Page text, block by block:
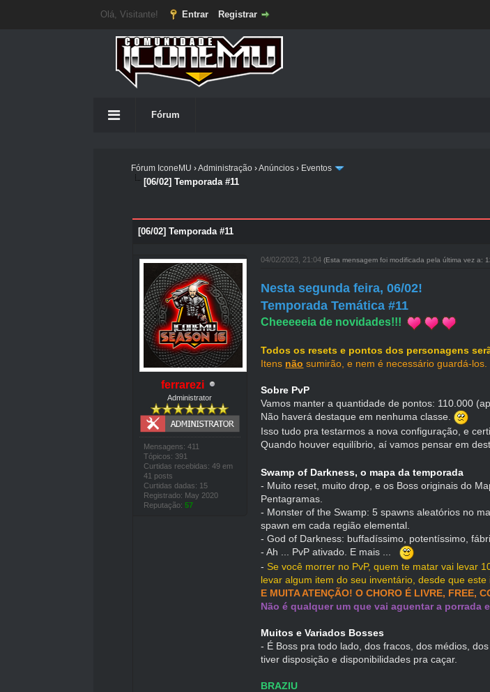
Olá, Visitante! Entrar Registrar
Fórum
Fórum IconeMU ›Administração ›Anúncios › Eventos
[06/02] Temporada #11
[06/02] Temporada #11
ferrarezi
Administrator
Mensagens: 411
Tópicos: 391
Curtidas recebidas: 49 em
41 posts
Curtidas dadas: 15
Registrado: May 2020
Reputação:57
04/02/2023, 21:04(Esta mensagem foi modificada pela última vez a:
Nesta segunda feira, 06/02!
Temporada Temática #11
Cheeeeeia de novidades!!!
Todos os resets e pontos dos personagens
Itens não sumirão, e nem é necessário guardá-los.
Sobre PvP
Vamos manter a quantidade de pontos: 110.000
Não haverá destaque em nenhuma classe.
Isso tudo pra testarmos a nova configuração, e
Quando houver equilíbrio, aí vamos pensar em
Swamp of Darkness, o mapa da temporada
- Muito reset, muito drop, e os Boss originais do
Pentagramas.
- Monster of the Swamp: 5 spawns aleatórios no
spawn em cada região elemental.
- God of Darkness: buffadíssimo, potentíssimo,
- Ah ... PvP ativado. E mais ...
-Se você morrer no PvP, quem te matar vai levar
levar algum item do seu inventário, desde que este
E MUITA ATENÇÃO! O CHORO É LIVRE, FREE,
Não é qualquer um que vai aguentar a porrada
Muitos e Variados Bosses
- É Boss pra todo lado, dos fracos, dos médios,
tiver disposição e disponibilidades pra caçar.
BRAZIU